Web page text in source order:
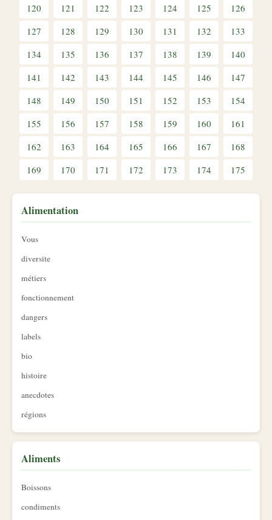
120
121 122 123 124 125
126
127
128 129 130 131 132
133
134
135 136 137 138 139
140
141
142 143 144 145 146
147
148
149 150 151 152 153
154
155
156 157 158 159 160
161
162
163 164 165 166 167
168
169
170 171 172 173 174 175
Alimentation
Vous
diversite
métiers
fonctionnement
dangers
labels
bio
histoire
anecdotes
régions
Aliments
Boissons
condiments